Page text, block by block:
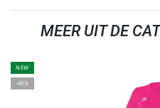
MEER UIT DE
NEW
-45%